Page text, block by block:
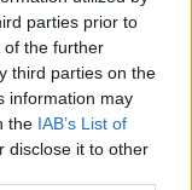
parties prior to
of the further
third parties on the
information may
the IAB’s List of
disclose it to other